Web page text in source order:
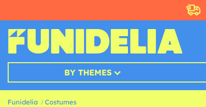
BY THEMES
Funidelia Costumes